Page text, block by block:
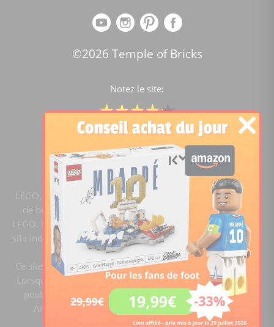
©2026 Temple of Bricks
Notez le site:
Comparateur de prix Lego
4.2/5 -15454notes
LEGO, le logo LEGO, la figurine LEGO et les configurations
de briques sont des marques commerciales du groupe
LEGO. ©2020 The LEGO Group. Templeofbricks.com est un
site indépendant du groupe LEGO, il n'est pas sponsorisé ni
validé par LEGO.
Ce site est membre du programme Ebay Partner Network.
Lorsque vous cliquez sur un lien et faites un achat, ce site
peut recevoir une commission. En tant que Partenaire
Amazon, ce site réalise un bénéfice sur les achats
remplissant les conditions requises.